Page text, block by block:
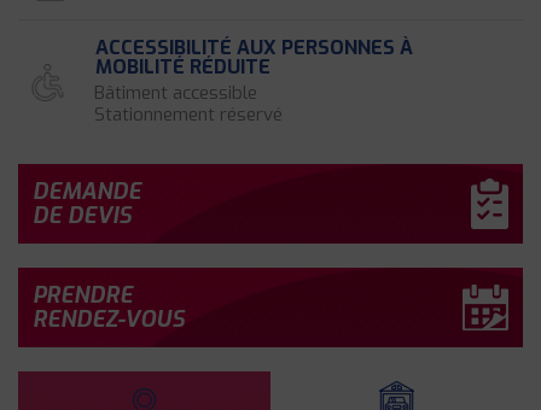
ACCESSIBILITÉ AUX PERSONNES À
MOBILITÉ RÉDUITE
Bâtiment accessible
Stationnement réservé
DEMANDE
DE DEVIS
PRENDRE
RENDEZ-VOUS